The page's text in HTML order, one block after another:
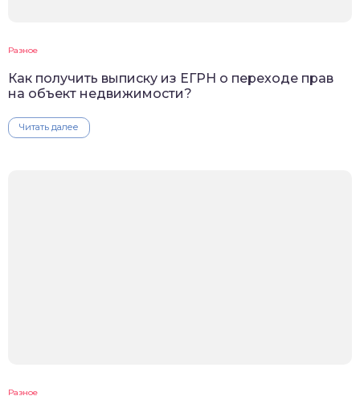
Разное
Как получить выписку из ЕГРН о переходе прав
на объект недвижимости?
Читать далее
Разное